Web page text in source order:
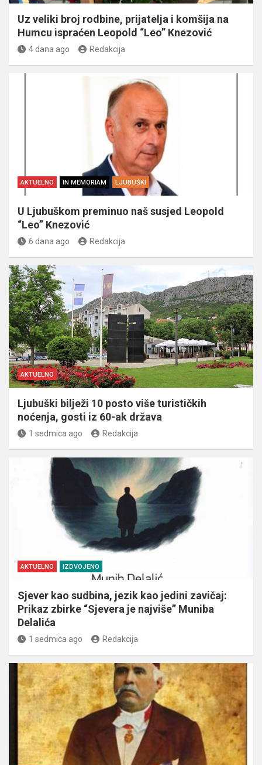
Uz veliki broj rodbine, prijatelja i komšija na
Humcu ispraćen Leopold “Leo” Knezović
4 dana ago Redakcija
AKTUELNO IN MEMORIAM LJUBUŠKI
U Ljubuškom preminuo naš susjed Leopold
“Leo” Knezović
6 dana ago Redakcija
AKTUELNO
Ljubuški bilježi 10 posto više turističkih
noćenja, gosti iz 60-ak država
1 sedmica ago Redakcija
AKTUELNO IZDVOJENO
Sjever kao sudbina, jezik kao jedini zavičaj:
Prikaz zbirke “Sjevera je najviše” Muniba
Delalića
1 sedmica ago Redakcija